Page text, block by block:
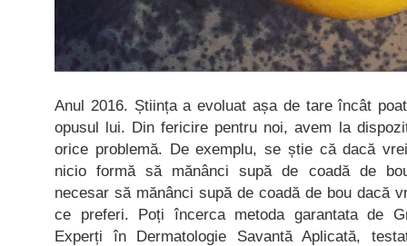
Anul 2016. Știința a evoluat așa de tare încât
opusul lui. Din fericire pentru noi, avem la
orice problemă. De exemplu, se știe că dacă
nicio formă să mănânci supă de coadă de
necesar să mănânci supă de coadă de bou dacă
ce preferi. Poți încerca metoda garantata de
Experți în Dermatologie Savantă Aplicată,